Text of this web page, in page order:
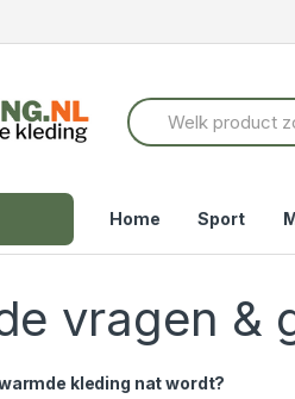
S
e
h
o
Home Sport
vragen &
kleding nat wordt?